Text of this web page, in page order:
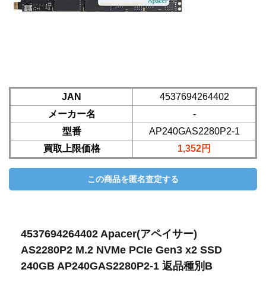
JAN
4537694264402
メーカー名
-
型番
AP240GAS2280P2-1
買取上限価格
1,352円
4537694264402 Apacer(アペイサー)
AS2280P2 M.2 NVMe PCIe Gen3 x2 SSD
240GB AP240GAS2280P2-1 返品種別B